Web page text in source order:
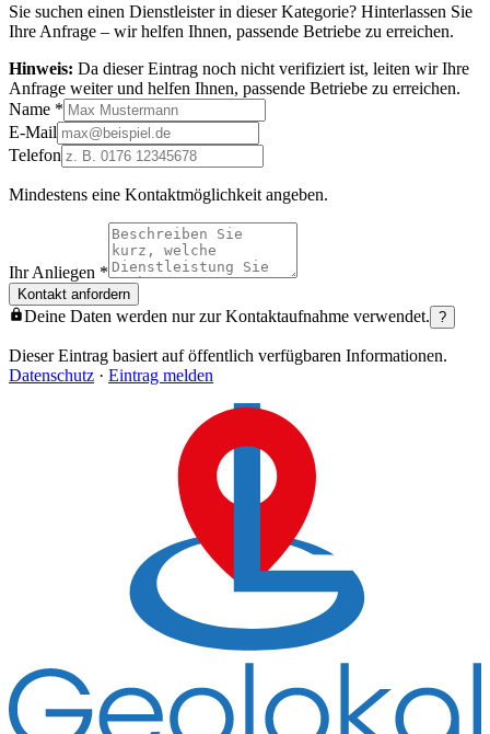
Sie suchen einen Dienstleister in dieser Kategorie? Hinterlassen Sie
Ihre Anfrage – wir helfen Ihnen, passende Betriebe zu erreichen.
Hinweis: Da dieser Eintrag noch nicht verifiziert ist, leiten wir Ihre
Anfrage weiter und helfen Ihnen, passende Betriebe zu erreichen.
Name *
E-Mail
Telefon
Mindestens eine Kontaktmöglichkeit angeben.
Ihr Anliegen *
Kontakt anfordern
Deine Daten werden nur zur Kontaktaufnahme verwendet. ?
Dieser Eintrag basiert auf öffentlich verfügbaren Informationen.
Datenschutz · Eintrag melden